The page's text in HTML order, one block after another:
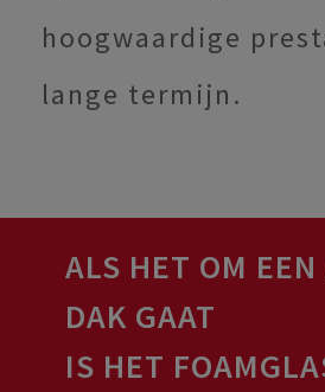
hoogwaardige
lange termijn.
ALS HET OM
DAK GAAT
IS HET